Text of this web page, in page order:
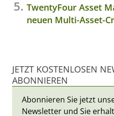
TwentyFour Asset
neuen Multi-Asset-
JETZT KOSTENLOSEN
ABONNIEREN
Abonnieren Sie jetzt
Newsletter und Sie